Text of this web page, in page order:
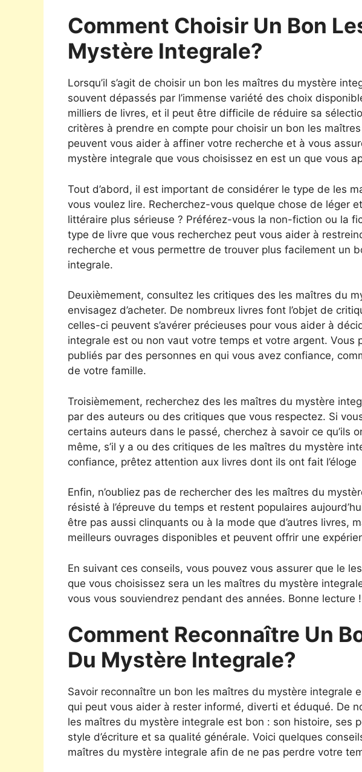
Comment Choisir Un Bon
Mystère Integrale?
Lorsqu’il s’agit de choisir un bon les maîtres du mystère
souvent dépassés par l’immense variété des choix
milliers de livres, et il peut être difficile de réduire sa
critères à prendre en compte pour choisir un bon les
peuvent vous aider à affiner votre recherche et à vous
mystère integrale que vous choisissez en est un que vous
Tout d’abord, il est important de considérer le type de les
vous voulez lire. Recherchez-vous quelque chose de léger
littéraire plus sérieuse ? Préférez-vous la non-fiction ou la
type de livre que vous recherchez peut vous aider à
recherche et vous permettre de trouver plus facilement un
integrale.
Deuxièmement, consultez les critiques des les maîtres du
envisagez d’acheter. De nombreux livres font l’objet de
celles-ci peuvent s’avérer précieuses pour vous aider à
integrale est ou non vaut votre temps et votre argent. Vous
publiés par des personnes en qui vous avez confiance,
de votre famille.
Troisièmement, recherchez des les maîtres du mystère
par des auteurs ou des critiques que vous respectez. Si
certains auteurs dans le passé, cherchez à savoir ce qu’ils
même, s’il y a ou des critiques de les maîtres du mystère
confiance, prêtez attention aux livres dont ils ont fait l’éloge
Enfin, n’oubliez pas de rechercher des les maîtres du
résisté à l’épreuve du temps et restent populaires
être pas aussi clinquants ou à la mode que d’autres livres,
meilleurs ouvrages disponibles et peuvent offrir une
En suivant ces conseils, vous pouvez vous assurer que le
que vous choisissez sera un les maîtres du mystère
vous vous souviendrez pendant des années. Bonne lecture !
Comment Reconnaître Un
Du Mystère Integrale?
Savoir reconnaître un bon les maîtres du mystère integrale
qui peut vous aider à rester informé, diverti et éduqué. De
les maîtres du mystère integrale est bon : son histoire, ses
style d’écriture et sa qualité générale. Voici quelques
maîtres du mystère integrale afin de ne pas perdre votre